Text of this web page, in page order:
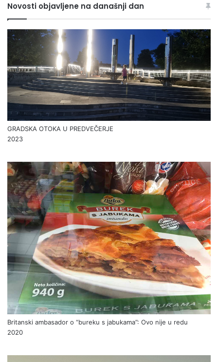
Novosti objavljene na današnji dan
GRADSKA OTOKA U PREDVEČERJE
2023
Britanski ambasador o “bureku s jabukama”: Ovo nije u redu
2020